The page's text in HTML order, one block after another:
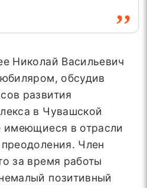
Николай Васильевич
обсудив
развития
в Чувашской
имеющиеся в отрасли
Член
за время работы
позитивный